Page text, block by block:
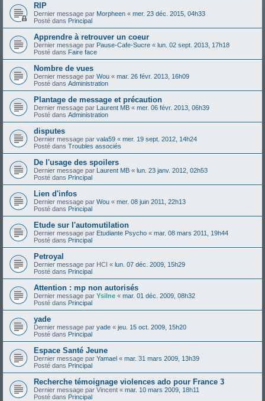
RIP
Dernier message par Morpheen « mer. 23 déc. 2015, 04h33
Posté dans Principal
Apprendre à retrouver un coeur
Dernier message par Pause-Cafe-Sucre « lun. 02 sept. 2013, 17h18
Posté dans Faire face
Nombre de vues
Dernier message par Wou « mar. 26 févr. 2013, 16h09
Posté dans Administration
Plantage de message et précaution
Dernier message par Laurent MB « mer. 06 févr. 2013, 06h39
Posté dans Administration
disputes
Dernier message par vala59 « mer. 19 sept. 2012, 14h24
Posté dans Troubles associés
De l'usage des spoilers
Dernier message par Laurent MB « lun. 23 janv. 2012, 02h53
Posté dans Principal
Lien d'infos
Dernier message par Wou « mer. 08 juin 2011, 22h13
Posté dans Principal
Etude sur l'automutilation
Dernier message par Etudiante Psycho « mar. 08 mars 2011, 19h44
Posté dans Principal
Petroyal
Dernier message par HCI « lun. 07 déc. 2009, 15h29
Posté dans Principal
Attention : mp non autorisés
Dernier message par Ysilne « mar. 01 déc. 2009, 08h32
Posté dans Principal
yade
Dernier message par yade « jeu. 15 oct. 2009, 15h20
Posté dans Principal
Espace Santé Jeune
Dernier message par Yamael « mar. 31 mars 2009, 13h39
Posté dans Principal
Recherche témoignage violences ado pour France 3
Dernier message par Vincent « mar. 10 mars 2009, 18h11
Posté dans Principal